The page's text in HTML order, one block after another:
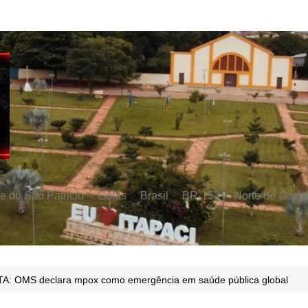
do São Patrício Goiás Brasil BR-153 Norte de Goiás
OMS declara mpox como emergência em saúde pública global